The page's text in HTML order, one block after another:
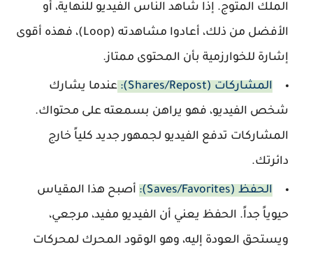
الملك المتوج. إذا شاهد الناس الفيديو للنهاية، أو
الأفضل من ذلك، أعادوا مشاهدته (Loop)، فهذه أقوى
إشارة للخوارزمية بأن المحتوى ممتاز.
المشاركات (Shares/Repost):
عندما يشارك
شخص الفيديو، فهو يراهن بسمعته على محتواك.
المشاركات تدفع الفيديو لجمهور جديد كلياً خارج
دائرتك.
الحفظ (Saves/Favorites):
أصبح هذا المقياس
حيوياً جداً. الحفظ يعني أن الفيديو مفيد، مرجعي،
ويستحق العودة إليه، وهو الوقود المحرك لمحركات